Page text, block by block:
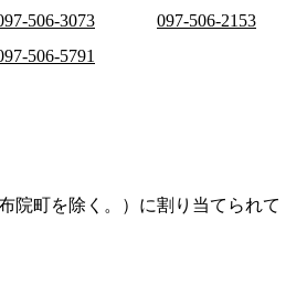
506-3073
097-506-2153
506-5791
院町を除く。） に割り当てられて